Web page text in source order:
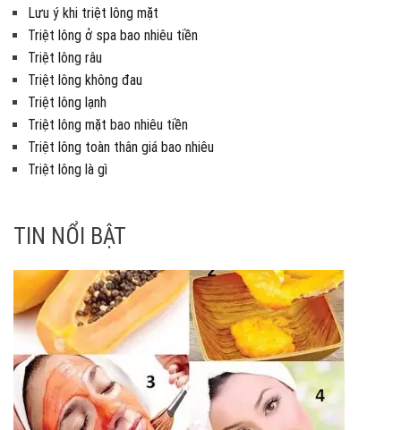
Lưu ý khi triệt lông mặt
Triệt lông ở spa bao nhiêu tiền
Triệt lông râu
Triệt lông không đau
Triệt lông lạnh
Triệt lông mặt bao nhiêu tiền
Triệt lông toàn thân giá bao nhiêu
Triệt lông là gì
TIN NỔI BẬT